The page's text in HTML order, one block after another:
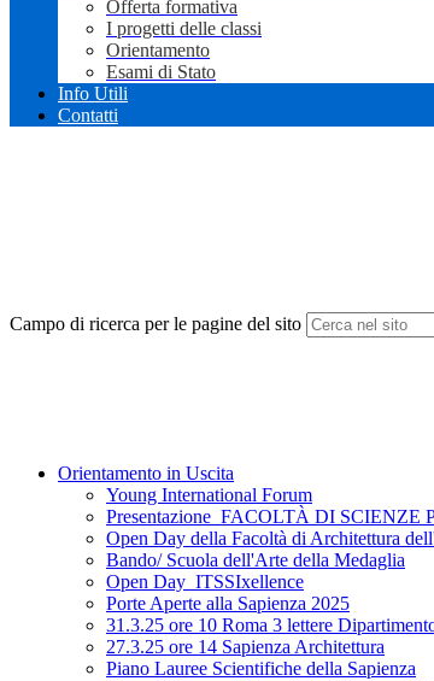
Offerta formativa
I progetti delle classi
Orientamento
Esami di Stato
Info Utili
Contatti
Campo di ricerca per le pagine del sito
Orientamento in Uscita
Young International Forum
Presentazione_FACOLTÀ DI
Open Day della Facoltà di Architettura
Bando/ Scuola dell'Arte della Medaglia
Open Day_ITSSIxellence
Porte Aperte alla Sapienza 2025
31.3.25 ore 10 Roma 3 lettere
27.3.25 ore 14 Sapienza Architettura
Piano Lauree Scientifiche della Sapienza